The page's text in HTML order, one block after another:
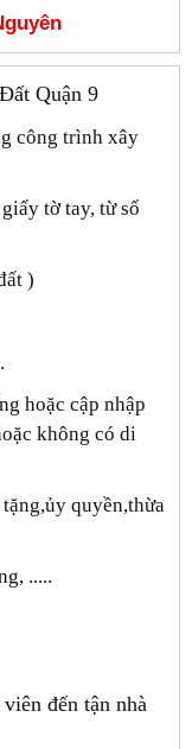
Quận 9
công trình xây
tờ tay, từ sổ
)
hoặc cập nhập
không có di
quyền,thừa
.....
đến tận nhà